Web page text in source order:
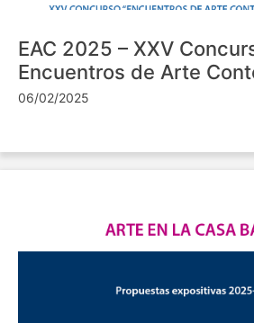
EAC 2025 – XXV
Encuentros de Arte
06/02/2025